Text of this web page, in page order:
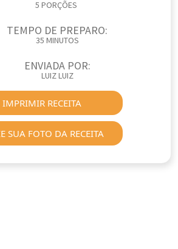
5 PORÇÕES
TEMPO DE PREPARO:
35 MINUTOS
ENVIADA POR:
LUIZ LUIZ
IMPRIMIR RECEITA
SUA FOTO DA RECEITA